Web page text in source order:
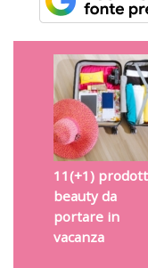
11(+1)
beauty da
portare in
vacanza